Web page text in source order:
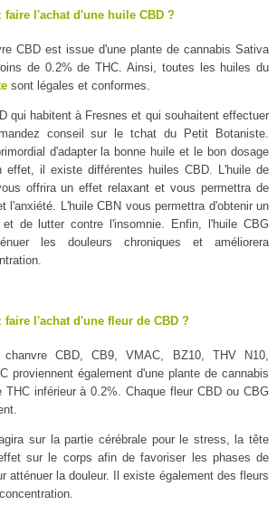
faire l'achat d'une huile CBD ?
CBD est issue d'une plante de cannabis Sativa
de 0.2% de THC. Ainsi, toutes les huiles du
sont légales et conformes.
qui habitent à Fresnes et qui souhaitent effectuer
conseil sur le tchat du Petit Botaniste.
d'adapter la bonne huile et le bon dosage
effet, il existe différentes huiles CBD. L'huile de
offrira un effet relaxant et vous permettra de
l'anxiété. L'huile CBN vous permettra d'obtenir un
de lutter contre l'insomnie. Enfin, l'huile CBG
les douleurs chroniques et améliorera
faire l'achat d'une fleur de CBD ?
CBD, CB9, VMAC, BZ10, THV N10,
proviennent également d'une plante de cannabis
THC inférieur à 0.2%. Chaque fleur CBD ou CBG
sur la partie cérébrale pour le stress, la tête
sur le corps afin de favoriser les phases de
atténuer la douleur. Il existe également des fleurs